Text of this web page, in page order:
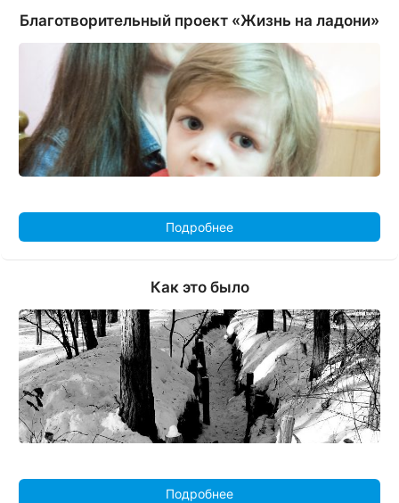
Благотворительный проект «Жизнь на ладони»
Подробнее
Как это было
Подробнее